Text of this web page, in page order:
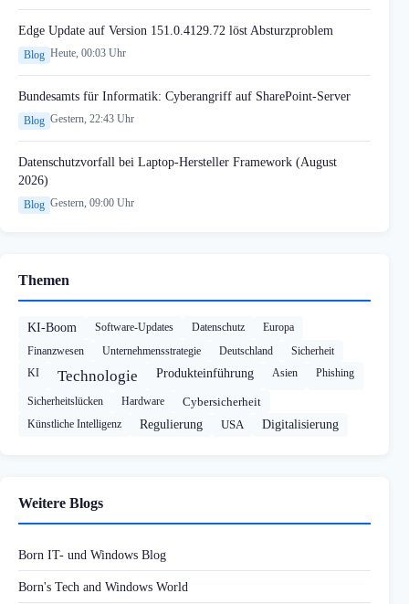
Edge Update auf Version 151.0.4129.72 löst Absturzproblem
Blog Heute, 00:03 Uhr
Bundesamts für Informatik: Cyberangriff auf SharePoint-Server
Blog Gestern, 22:43 Uhr
Datenschutzvorfall bei Laptop-Hersteller Framework (August
2026)
Blog Gestern, 09:00 Uhr
Themen
KI-Boom Software-Updates Datenschutz
Europa
Finanzwesen
Unternehmensstrategie Deutschland
Sicherheit
KI
Technologie Produkteinführung Asien Phishing
Sicherheitslücken Hardware Cybersicherheit
Künstliche Intelligenz Regulierung USA Digitalisierung
Weitere Blogs
Born IT- und Windows Blog
Born's Tech and Windows World